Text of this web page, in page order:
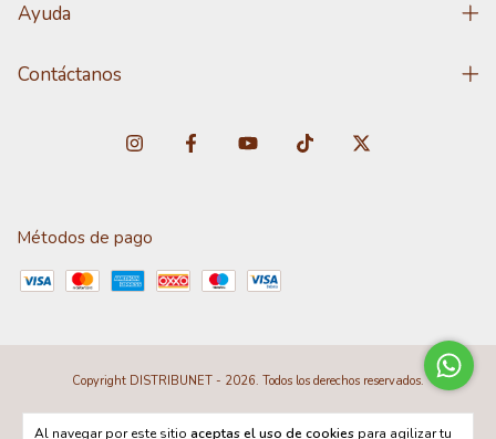
Al navegar por este sitio aceptas el uso de cookies para agilizar tu
Ayuda
Contáctanos
Métodos de pago
Copyright DISTRIBUNET - 2026. Todos los derechos reservados.